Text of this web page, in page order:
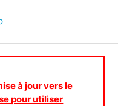
à jour vers le
pour utiliser